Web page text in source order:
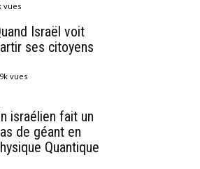
vues
Israël voit
ses citoyens
vues
israélien fait un
de géant en
Quantique